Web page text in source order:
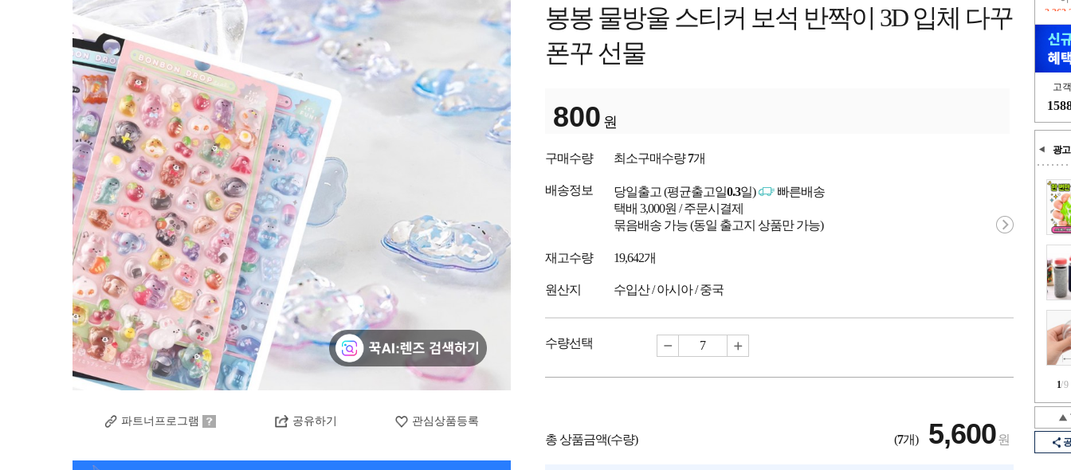
고
광고
1/9
파트너프로그램 공유하기 관심상품등록
봉봉 물방울 스티커 보석 반짝이 3D 입체 다꾸
폰꾸 선물
800 원
구매수량 최소구매수량7개
배송정보 당일출고 (평균출고일0.3일)
빠른배송
택배 3,000원 / 주문시결제
묶음배송 가능 (동일 출고지 상품만 가능)
재고수량 19,642개
원산지 수입산 / 아시아 / 중국
수량선택
총 상품금액(수량) (7개) 5,600원